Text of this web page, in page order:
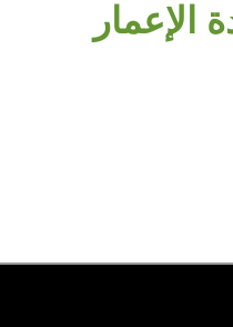
الإعمار